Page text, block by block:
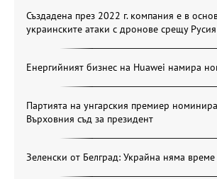
Създадена през 2022 г. компания е в
украинските атаки с дронове срещу Русия
Енергийният бизнес на Huawei намира
Партията на унгарския премиер
Върховния съд за президент
Зеленски от Белград: Украйна няма време